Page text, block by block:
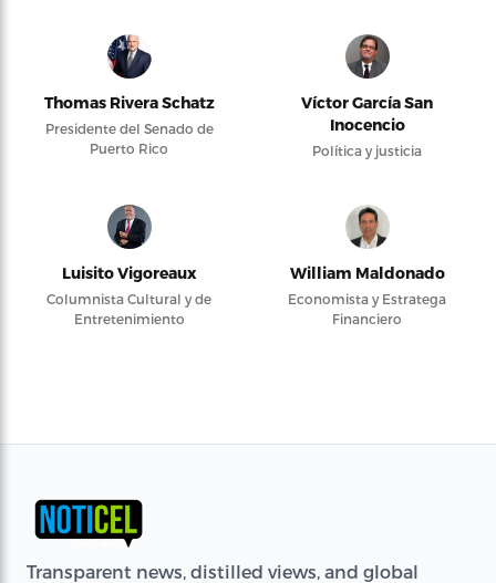
Thomas Rivera Schatz
Presidente del Senado de
Puerto Rico
Víctor García San
Inocencio
Política y justicia
Luisito Vigoreaux
Columnista Cultural y de
Entretenimiento
William Maldonado
Economista y Estratega
Financiero
Transparent news, distilled views, and global